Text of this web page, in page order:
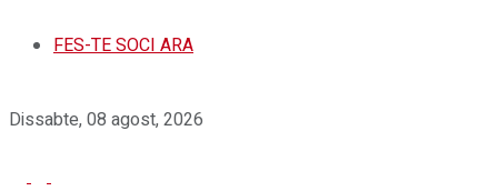
FES-TE SOCI ARA
Dissabte, 08 agost, 2026